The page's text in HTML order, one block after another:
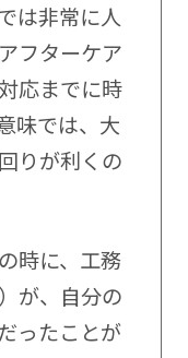
は非常に人
フターケア
応までに時
味では、大
りが利くの
時に、工務
が、自分の
ったことが